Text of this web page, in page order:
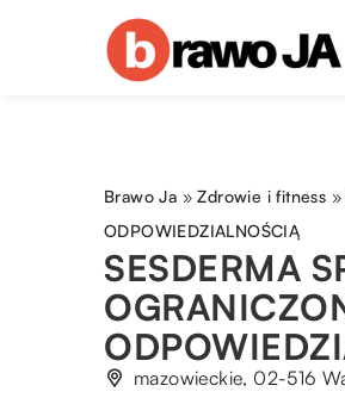
Brawo Ja »Zdrowie i fitness
ODPOWIEDZIALNOŚCIĄ
SESDERMA
mazowieckie, 02-516